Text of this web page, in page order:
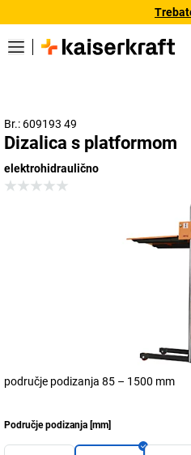
Br.: 609193 49
Dizalica s platformom
elektrohidraulično
područje podizanja 85 – 1500 mm
Područje podizanja [mm]